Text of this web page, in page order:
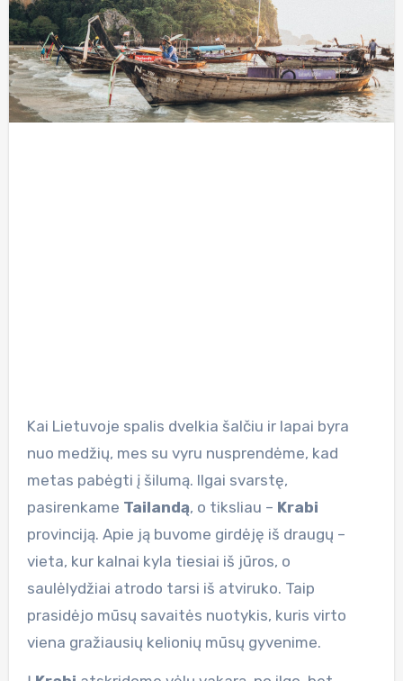
Kai Lietuvoje spalis dvelkia šalčiu ir lapai byra
nuo medžių, mes su vyru nusprendėme, kad
metas pabėgti į šilumą. Ilgai svarstę,
pasirenkame Tailandą, o tiksliau – Krabi
provinciją. Apie ją buvome girdėję iš draugų –
vieta, kur kalnai kyla tiesiai iš jūros, o
saulėlydžiai atrodo tarsi iš atviruko. Taip
prasidėjo mūsų savaitės nuotykis, kuris virto
viena gražiausių kelionių mūsų gyvenime.